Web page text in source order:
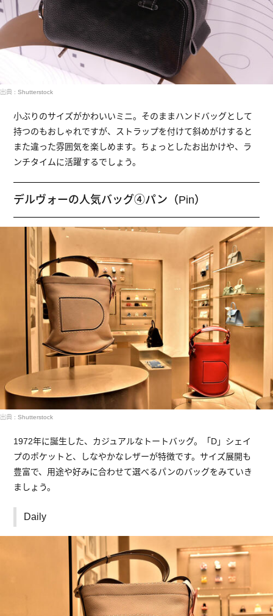
出典 : Shutterstock
小ぶりのサイズがかわいいミニ。そのままハンドバッグとして
持つのもおしゃれですが、ストラップを付けて斜めがけすると
また違った雰囲気を楽しめます。ちょっとしたお出かけや、ラ
ンチタイムに活躍するでしょう。
デルヴォーの人気バッグ④パン（Pin）
出典 : Shutterstock
1972年に誕生した、カジュアルなトートバッグ。「D」シェイ
プのポケットと、しなやかなレザーが特徴です。サイズ展開も
豊富で、用途や好みに合わせて選べるパンのバッグをみていき
ましょう。
Daily